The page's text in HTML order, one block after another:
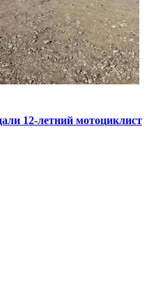
12-летний мотоциклист